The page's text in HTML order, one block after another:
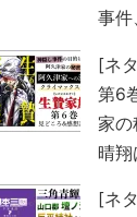
事件
[ネ
第6
家の
晴翔
[ネ